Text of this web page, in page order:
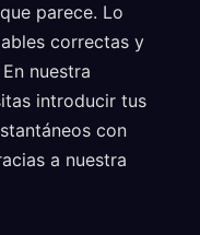
parece. Lo
correctas y
nuestra
introducir tus
con
a nuestra